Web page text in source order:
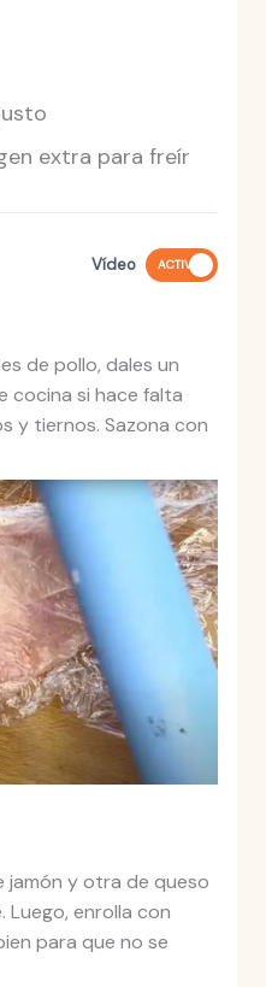
extra para freír
Vídeo ACTIVO
de pollo, dales un
cocina si hace falta
y tiernos. Sazona con
jamón y otra de queso
Luego, enrolla con
para que no se